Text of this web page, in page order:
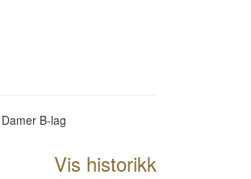
B-lag
Vis historikk